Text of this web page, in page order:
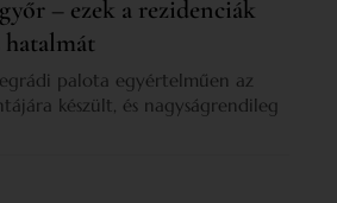
– ezek a rezidenciák
palota egyértelműen az
készült, és nagyságrendileg